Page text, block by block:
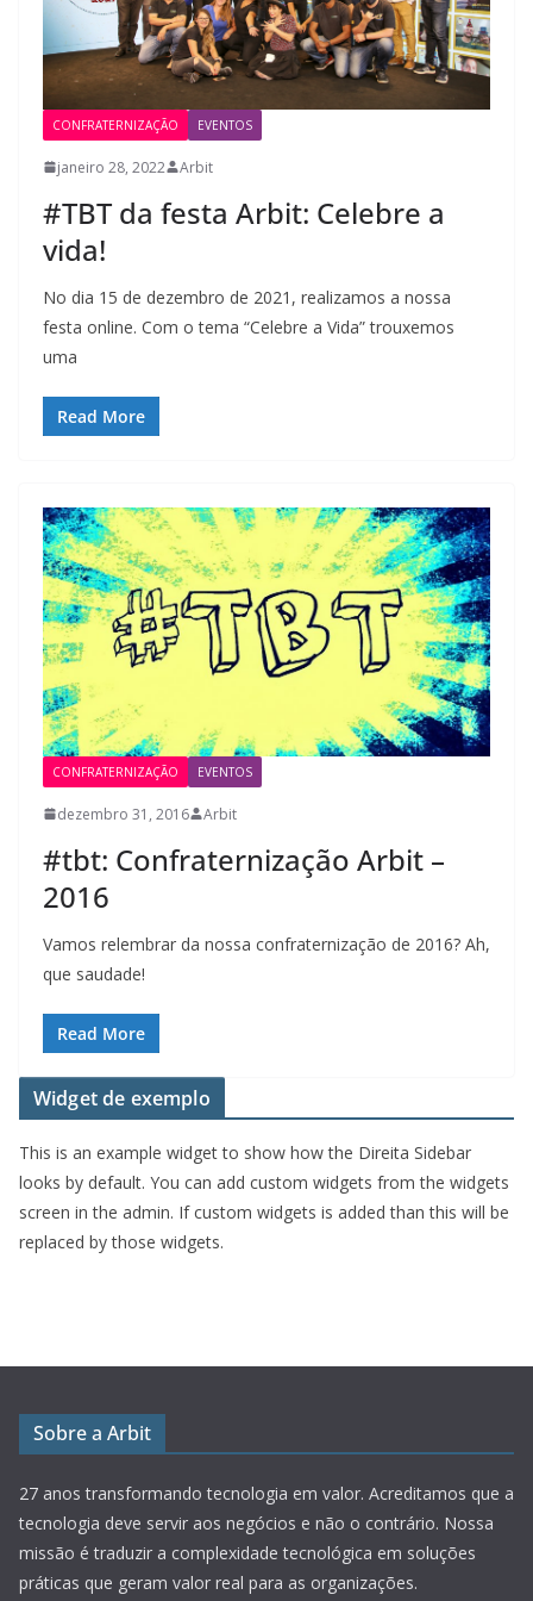
CONFRATERNIZAÇÃO EVENTOS
janeiro 28, 2022 Arbit
#TBT da festa Arbit: Celebre a
vida!
No dia 15 de dezembro de 2021, realizamos a nossa
festa online. Com o tema “Celebre a Vida” trouxemos
uma
Read More
CONFRATERNIZAÇÃO EVENTOS
dezembro 31, 2016 Arbit
#tbt: Confraternização Arbit –
2016
Vamos relembrar da nossa confraternização de 2016? Ah,
que saudade!
Read More
Widget de exemplo
This is an example widget to show how the Direita Sidebar
looks by default. You can add custom widgets from the widgets
screen in the admin. If custom widgets is added than this will be
replaced by those widgets.
Sobre a Arbit
27 anos transformando tecnologia em valor. Acreditamos que a
tecnologia deve servir aos negócios e não o contrário. Nossa
missão é traduzir a complexidade tecnológica em soluções
práticas que geram valor real para as organizações.